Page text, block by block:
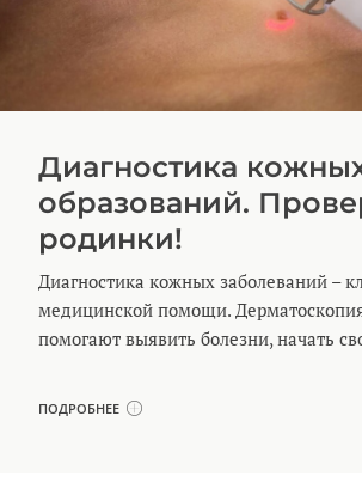
Диагностика
образований.
родинки!
Диагностика кожных заболеваний –
медицинской помощи.
помогают выявить болезни, начать
ПОДРОБНЕЕ